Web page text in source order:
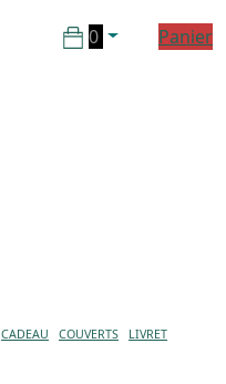
0 Panier
CADEAU COUVERTS
LIVRET